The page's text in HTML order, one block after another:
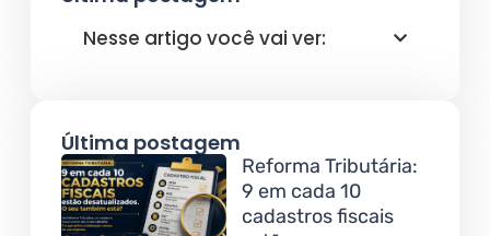
Nesse artigo você vai ver:
Última postagem
Reforma Tributária:
9 em cada 10
cadastros fiscais